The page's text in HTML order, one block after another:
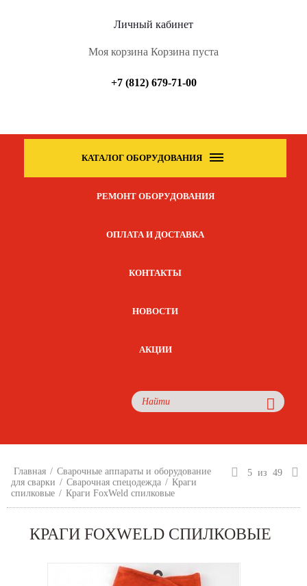
Личный кабинет
Моя корзина Корзина пуста
+7 (812) 679-71-00
КАТАЛОГ ОБОРУДОВАНИЯ
РЕМОНТ ОБОРУДОВАНИЯ
ОПЛАТА И ДОСТАВКА
КОНТАКТЫ
НОВОСТИ
АКЦИИ
Главная / Сварочные аппараты и оборудование
для сварки / Сварочная спецодежда / Краги
спилковые / Краги FoxWeld спилковые
5 из 49
КРАГИ FOXWELD СПИЛКОВЫЕ